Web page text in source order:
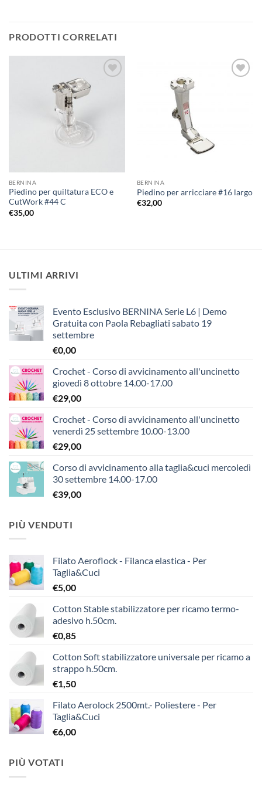
PRODOTTI CORRELATI
BERNINA
Piedino per quiltatura ECO e
CutWork #44 C
€35,00
BERNINA
Piedino per arricciare #16 largo
€32,00
ULTIMI ARRIVI
Evento Esclusivo BERNINA Serie L6 | Demo
Gratuita con Paola Rebagliati sabato 19
settembre
€0,00
Crochet - Corso di avvicinamento all'uncinetto
giovedì 8 ottobre 14.00-17.00
€29,00
Crochet - Corso di avvicinamento all'uncinetto
venerdì 25 settembre 10.00-13.00
€29,00
Corso di avvicinamento alla taglia&cuci mercoledì
30 settembre 14.00-17.00
€39,00
PIÙ VENDUTI
Filato Aeroflock - Filanca elastica - Per
Taglia&Cuci
€5,00
Cotton Stable stabilizzatore per ricamo termo-
adesivo h.50cm.
€0,85
Cotton Soft stabilizzatore universale per ricamo a
strappo h.50cm.
€1,50
Filato Aerolock 2500mt.- Poliestere - Per
Taglia&Cuci
€6,00
PIÙ VOTATI